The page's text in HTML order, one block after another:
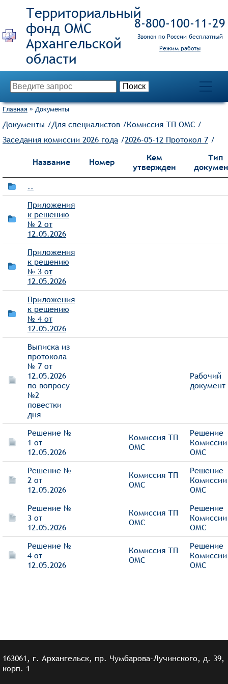
Территориальный
фонд ОМС
8‑800‑100‑11‑29
Звонок по России бесплатный
Режим работы
Главная » Документы
Документы /Для специалистов /Комиссия ТП ОМС /
Заседания комиссии 2026 года /2026-05-12 Протокол 7 /
Название Номер
Кем
утвержден
Тип
..
Приложения
к решению
№ 2 от
12.05.2026
Приложения
к решению
№ 3 от
12.05.2026
Приложения
к решению
№ 4 от
12.05.2026
Выписка из
протокола
№ 7 от
12.05.2026
по вопросу
№2
повестки
дня
Рабочий
документ
Решение №
1 от
12.05.2026
Комиссия ТП
ОМС
Решение
ОМС
Решение №
2 от
12.05.2026
Комиссия ТП
ОМС
Решение
ОМС
Решение №
3 от
12.05.2026
Комиссия ТП
ОМС
Решение
ОМС
Решение №
4 от
12.05.2026
Комиссия ТП
ОМС
Решение
ОМС
163061, г. Архангельск, пр. Чумбарова-Лучинского, д. 39,
корп. 1